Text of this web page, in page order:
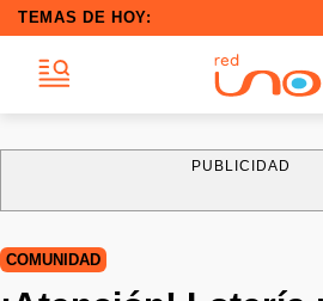
TEMAS DE HOY:
PUBLICIDAD
COMUNIDAD